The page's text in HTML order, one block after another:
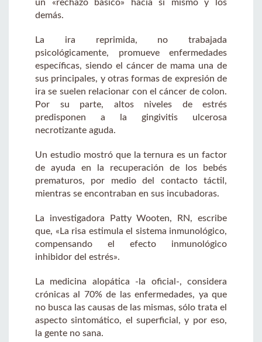
un «rechazo básico» hacia sí mismo y los
demás.
La ira reprimida, no trabajada
psicológicamente, promueve enfermedades
específicas, siendo el cáncer de mama una de
sus principales, y otras formas de expresión de
ira se suelen relacionar con el cáncer de colon.
Por su parte, altos niveles de estrés
predisponen a la gingivitis ulcerosa
necrotizante aguda.
Un estudio mostró que la ternura es un factor
de ayuda en la recuperación de los bebés
prematuros, por medio del contacto táctil,
mientras se encontraban en sus incubadoras.
La investigadora Patty Wooten, RN, escribe
que, «La risa estimula el sistema inmunológico,
compensando el efecto inmunológico
inhibidor del estrés».
La medicina alopática -la oficial-, considera
crónicas al 70% de las enfermedades, ya que
no busca las causas de las mismas, sólo trata el
aspecto sintomático, el superficial, y por eso,
la gente no sana.